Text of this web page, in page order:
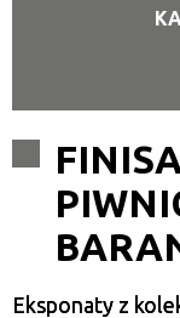
Eksponaty z